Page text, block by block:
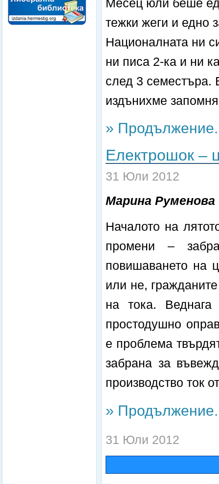
Месец юли беше
тежки жеги и едно
Националната ни
ни писа 2-ка и ни
след 3 семестъра.
издънихме
»
Електрошок –
31 Юли 2012
Марина Руменова
Началото на
промени –
повишаването на
или не,
на тока.
простодушно
е проблема
забрана за
производство ток
»
31 Юли 2012